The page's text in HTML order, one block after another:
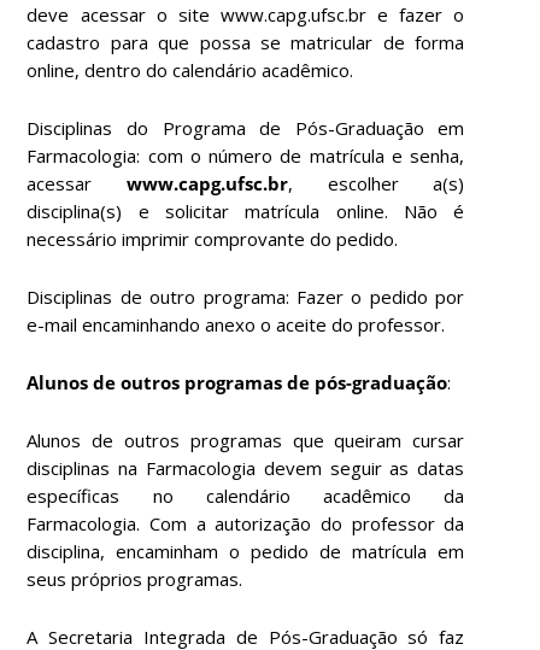
deve acessar o site www.capg.ufsc.br e fazer o
cadastro para que possa se matricular de forma
online, dentro do calendário acadêmico.
Disciplinas do Programa de Pós-Graduação em
Farmacologia: com o número de matrícula e senha,
acessarwww.capg.ufsc.br, escolher a(s)
disciplina(s) e solicitar matrícula online. Não é
necessário imprimir comprovante do pedido.
Disciplinas de outro programa: Fazer o pedido por
e-mail encaminhando anexo o aceite do professor.
Alunos de outros programas de pós-graduação:
Alunos de outros programas que queiram cursar
disciplinas na Farmacologia devem seguir as datas
específicas no calendário acadêmico da
Farmacologia. Com a autorização do professor da
disciplina, encaminham o pedido de matrícula em
seus próprios programas.
A Secretaria Integrada de Pós-Graduação só faz